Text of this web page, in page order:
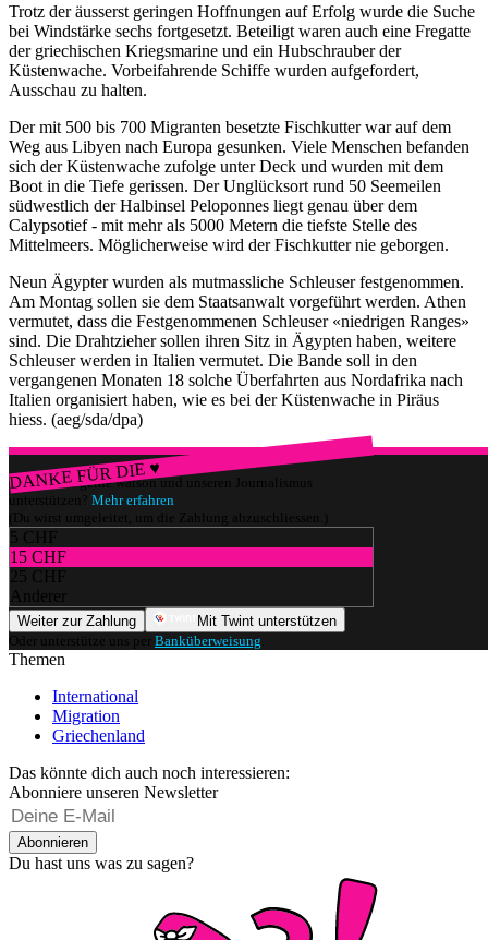
Trotz der äusserst geringen Hoffnungen auf Erfolg wurde die Suche
bei Windstärke sechs fortgesetzt. Beteiligt waren auch eine Fregatte
der griechischen Kriegsmarine und ein Hubschrauber der
Küstenwache. Vorbeifahrende Schiffe wurden aufgefordert,
Ausschau zu halten.
Der mit 500 bis 700 Migranten besetzte Fischkutter war auf dem
Weg aus Libyen nach Europa gesunken. Viele Menschen befanden
sich der Küstenwache zufolge unter Deck und wurden mit dem
Boot in die Tiefe gerissen. Der Unglücksort rund 50 Seemeilen
südwestlich der Halbinsel Peloponnes liegt genau über dem
Calypsotief - mit mehr als 5000 Metern die tiefste Stelle des
Mittelmeers. Möglicherweise wird der Fischkutter nie geborgen.
Neun Ägypter wurden als mutmassliche Schleuser festgenommen.
Am Montag sollen sie dem Staatsanwalt vorgeführt werden. Athen
vermutet, dass die Festgenommenen Schleuser «niedrigen Ranges»
sind. Die Drahtzieher sollen ihren Sitz in Ägypten haben, weitere
Schleuser werden in Italien vermutet. Die Bande soll in den
vergangenen Monaten 18 solche Überfahrten aus Nordafrika nach
Italien organisiert haben, wie es bei der Küstenwache in Piräus
hiess. (aeg/sda/dpa)
DANKE FÜR DIE ♥
Würdest du gerne watson und unseren Journalismus
unterstützen? Mehr erfahren
(Du wirst umgeleitet, um die Zahlung abzuschliessen.)
5 CHF
15 CHF
25 CHF
Anderer
Weiter zur Zahlung
Mit Twint unterstützen
Oder unterstütze uns per Banküberweisung
Themen
International
Migration
Griechenland
Das könnte dich auch noch interessieren:
Abonniere unseren Newsletter
Abonnieren
Du hast uns was zu sagen?